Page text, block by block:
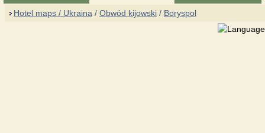
Hotel maps / Ukraina / Obwód kijowski / Boryspol